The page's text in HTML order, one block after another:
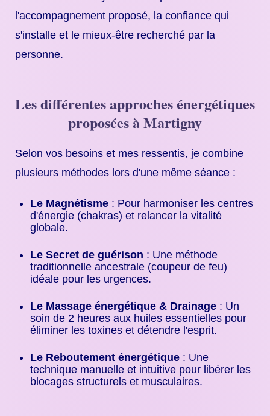
l'accompagnement proposé, la confiance qui
s'installe et le mieux-être recherché par la
personne.
Les différentes approches énergétiques
proposées à Martigny
Selon vos besoins et mes ressentis, je combine
plusieurs méthodes lors d'une même séance :
Le Magnétisme : Pour harmoniser les centres
d'énergie (chakras) et relancer la vitalité
globale.
Le Secret de guérison : Une méthode
traditionnelle ancestrale (coupeur de feu)
idéale pour les urgences.
Le Massage énergétique & Drainage : Un
soin de 2 heures aux huiles essentielles pour
éliminer les toxines et détendre l'esprit.
Le Reboutement énergétique : Une
technique manuelle et intuitive pour libérer les
blocages structurels et musculaires.